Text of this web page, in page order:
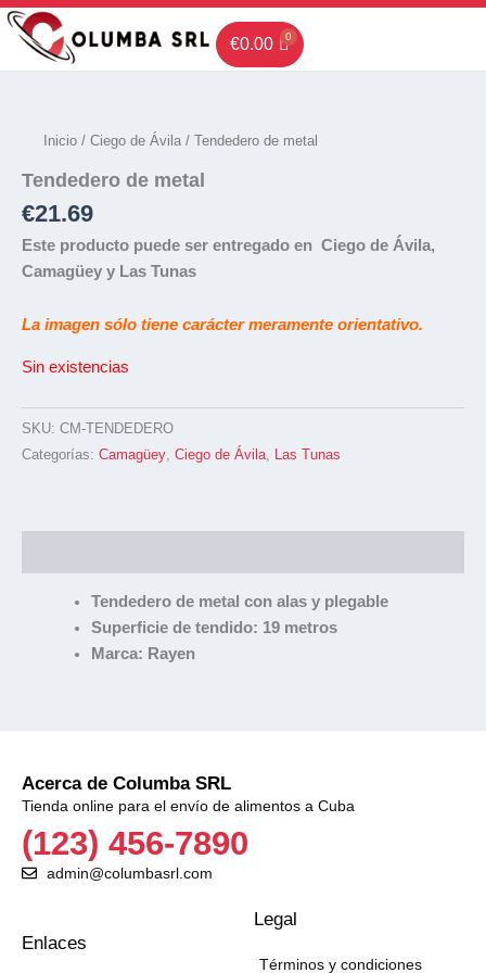
Ir
contenido
€0.00
Inicio / Ciego de Ávila / Tendedero de metal
Tendedero de metal
€21.69
Este producto puede ser entregado en Ciego de Ávila,
Camagüey y Las Tunas
La imagen sólo tiene carácter meramente orientativo.
Sin existencias
SKU: CM-TENDEDERO
Categorías: Camagüey Ciego de Ávila Las Tunas
Tendedero de metal con alas y plegable
Superficie de tendido: 19 metros
Marca: Rayen
Acerca de Columba SRL
Tienda online para el envío de alimentos a Cuba
(123) 456-7890
admin@columbasrl.com
Enlaces
Legal
Términos y condiciones